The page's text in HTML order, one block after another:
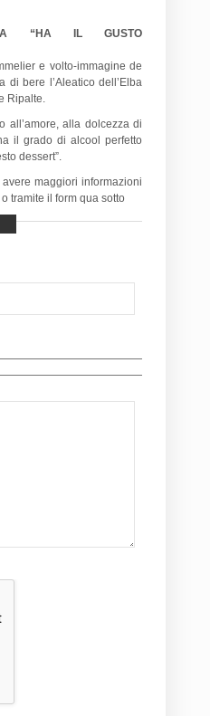
“HA IL GUSTO
e volto-immagine de
di bere l’Aleatico dell’Elba
Ripalte.
all’amore, alla dolcezza di
il grado di alcool perfetto
dessert”.
maggiori informazioni
tramite il form qua sotto